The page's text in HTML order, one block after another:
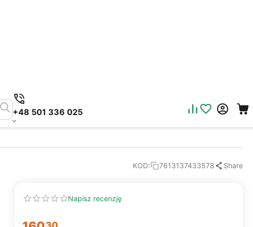
+48 501 336 025
KOD: 7613137433578 Share
Napisz recenzję